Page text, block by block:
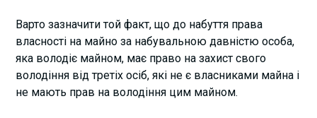
Варто зазначити той факт, що до набуття права
власності на майно за набувальною давністю особа,
яка володіє майном, має право на захист свого
володіння від третіх осіб, які не є власниками майна і
не мають прав на володіння цим майном.